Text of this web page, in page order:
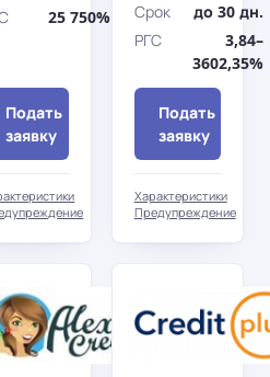
25 750%
Подать
заявку
Срок
до 30 дн.
РГС
3,84–
3602,35%
Подать
заявку
Характеристики
Предупреждение
АлексКредит